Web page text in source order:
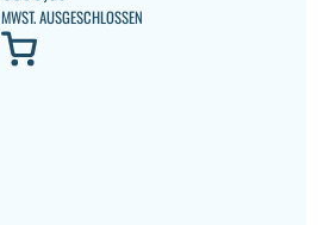
MWST. AUSGESCHLOSSEN